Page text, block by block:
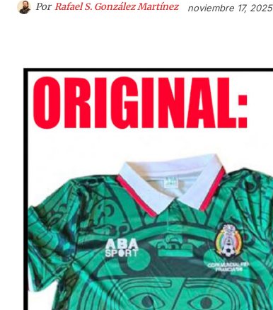
Por Rafael S. González Martínez noviembre 17, 2025